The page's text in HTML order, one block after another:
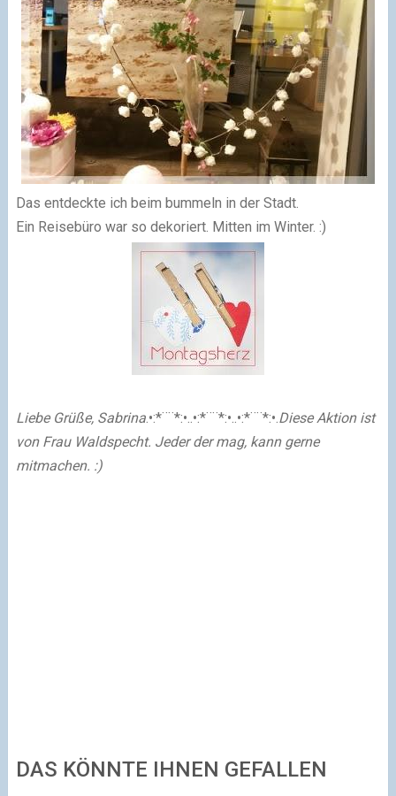
Das entdeckte ich beim bummeln in der Stadt.
Ein Reisebüro war so dekoriert. Mitten im Winter. :)
Liebe Grüße, Sabrina.•:*¨¨*:•..•:*¨¨*:•..•:*¨¨*:•.Diese Aktion ist
von Frau Waldspecht. Jeder der mag, kann gerne
mitmachen. :)
DAS KÖNNTE IHNEN GEFALLEN